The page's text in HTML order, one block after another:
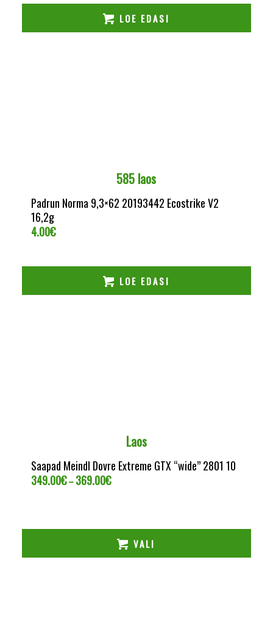
LOE EDASI
585 laos
Padrun Norma 9,3×62 20193442 Ecostrike V2
16,2g
4.00€
LOE EDASI
Laos
Saapad Meindl Dovre Extreme GTX “wide” 2801 10
349.00€ – 369.00€Price
369.00€VALI